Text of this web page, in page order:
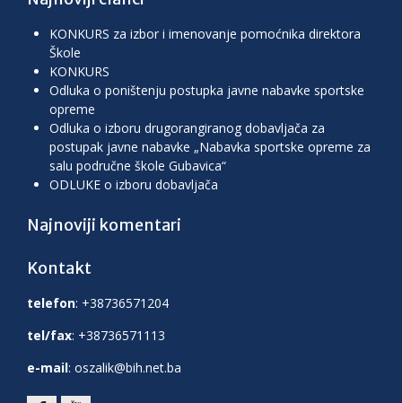
KONKURS za izbor i imenovanje pomoćnika direktora
Škole
KONKURS
Odluka o poništenju postupka javne nabavke sportske
opreme
Odluka o izboru drugorangiranog dobavljača za
postupak javne nabavke „Nabavka sportske opreme za
salu područne škole Gubavica“
ODLUKE o izboru dobavljača
Najnoviji komentari
Kontakt
telefon: +38736571204
tel/fax: +38736571113
e-mail: oszalik@bih.net.ba